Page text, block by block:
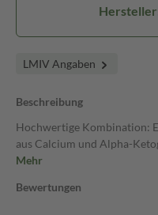
LMIV Angaben
Beschreibung
Hochwertige Kombination:
aus Calcium und Alpha-
Mehr
Bewertungen